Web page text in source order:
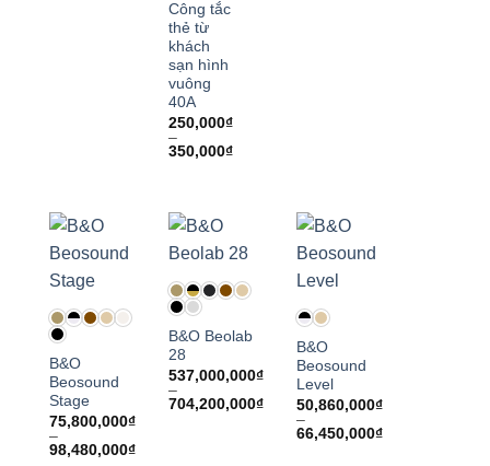
Công tắc
thẻ từ
khách
sạn hình
vuông
40A
250,000₫
–
350,000₫Khoảng
B&O
Beosound
Stage
75,800,000₫
–
98,480,000₫Khoảng
B&O Beolab
28
537,000,000₫
–
704,200,000₫Khoảng
537,000,000₫
B&O
Beosound
Level
50,860,000₫
–
66,450,000₫Khoảng